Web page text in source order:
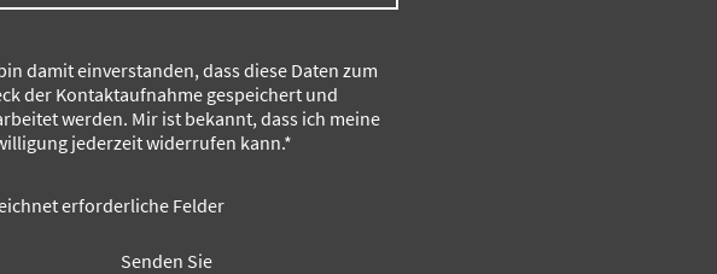
damit einverstanden, dass diese Daten zum
der Kontaktaufnahme gespeichert und
werden. Mir ist bekannt, dass ich meine
jederzeit widerrufen kann.*
erforderliche Felder
Senden Sie